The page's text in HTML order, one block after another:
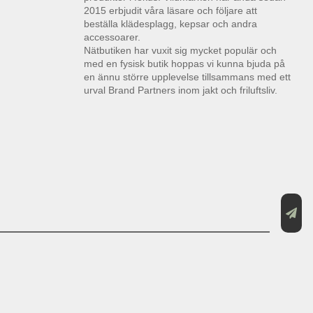
2015 erbjudit våra läsare och följare att
beställa klädesplagg, kepsar och andra
accessoarer.
Nätbutiken har vuxit sig mycket populär och
med en fysisk butik hoppas vi kunna bjuda på
en ännu större upplevelse tillsammans med ett
urval Brand Partners inom jakt och friluftsliv.